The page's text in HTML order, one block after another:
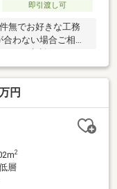
即引渡し可
無でお好きな工務
わない場合ご相談
円
2
層